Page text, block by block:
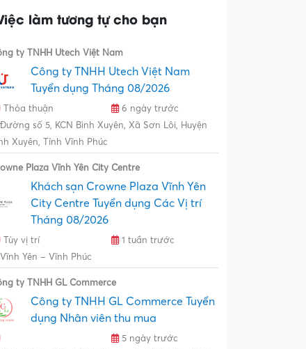
làm tương tự cho bạn
ty TNHH Utech Việt Nam
Công ty TNHH Utech Việt Nam
Tuyển dụng Tháng 08/2026
Thỏa thuận
6 ngày trước
Đường số 5, KCN Bình Xuyên, Xã Sơn Lôi, Huyện
Xuyên, Tỉnh Vĩnh Phúc
Plaza Vĩnh Yên City Centre
Khách sạn Crowne Plaza Vĩnh Yên
City Centre Tuyển dụng Các Vị trí
Tháng 08/2026
Tùy vị trí
1 tuần trước
Vĩnh Yên – Vĩnh Phúc
ty TNHH GL Commerce
Công ty TNHH GL Commerce Tuyển
dụng Nhân viên thu mua
5 ngày trước